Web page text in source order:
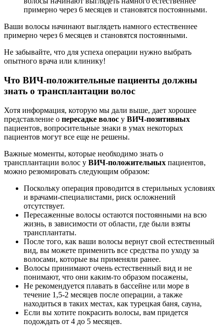
примерно через 6 месяцев и становятся постоянными.
Ваши волосы начинают выглядеть намного естественнее
примерно через 6 месяцев и становятся постоянными.
Не забывайте, что для успеха операции нужно выбрать
опытного врача или клинику!
Что ВИЧ-положительные пациенты должны
знать о трансплантации волос
Хотя информация, которую мы дали выше, дает хорошее
представление о пересадке волос у ВИЧ-позитивных
пациентов, вопросительные знаки в умах некоторых
пациентов могут все еще не решены.
Важные моменты, которые необходимо знать о
трансплантации волос у ВИЧ-положительных пациентов,
можно резюмировать следующим образом:
Поскольку операция проводится в стерильных условиях
и врачами-специалистами, риск осложнений
отсутствует.
Пересаженные волосы остаются постоянными на всю
жизнь, в зависимости от области, где были взяты
трансплантаты.
После того, как ваши волосы вернут свой естественный
вид, вы можете применить все средства по уходу за
волосами, которые вы применяли ранее.
Волосы принимают очень естественный вид и не
понимают, что они каким-то образом посажены,
Не рекомендуется плавать в бассейне или море в
течение 1,5-2 месяцев после операции, а также
находиться в таких местах, как турецкая баня, сауна,
Если вы хотите покрасить волосы, вам придется
подождать от 4 до 5 месяцев.